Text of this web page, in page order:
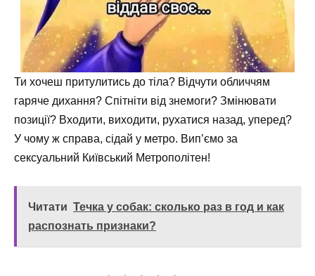
Ти хочеш притулитись до тіла? Відчути обличчям
гаряче дихання? Спітніти від знемоги? Змінювати
позиції? Входити, виходити, рухатися назад, уперед?
У чому ж справа, сідай у метро. Вип’ємо за
сексуальний Київський Метрополітен!
Читати Течка у собак: сколько раз в год и как
распознать признаки?